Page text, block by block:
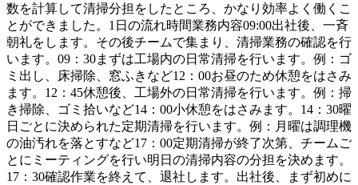
数を計算して清掃分担をしたところ、かなり効率よく働くこ
とができました。1日の流れ時間業務内容09:00出社後、一斉
朝礼をします。その後チームで集まり、清掃業務の確認を行
います。09：30まずは工場内の日常清掃を行います。例：ゴ
ミ出し、床掃除、窓ふきなど12：00お昼のため休憩をはさみ
ます。12：45休憩後、工場外の日常清掃を行います。例：掃
き掃除、ゴミ拾いなど14：00小休憩をはさみます。14：30曜
日ごとに決められた定期清掃を行います。例：月曜は調理機
の油汚れを落とすなど17：00定期清掃が終了次第、チームご
とにミーティングを行い明日の清掃内容の分担を決めます。
17：30確認作業を終えて、退社します。出社後、まず初めに